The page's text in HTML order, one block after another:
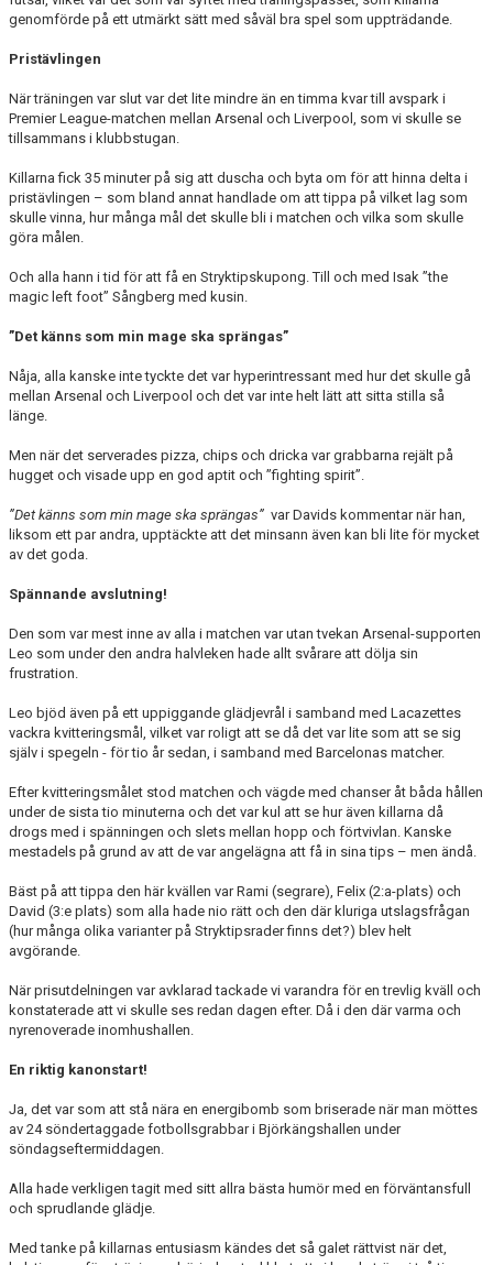
genomförde på ett utmärkt sätt med såväl bra spel som uppträdande.
Pristävlingen
När träningen var slut var det lite mindre än en timma kvar till avspark i
Premier League-matchen mellan Arsenal och Liverpool, som vi skulle se
tillsammans i klubbstugan.
Killarna fick 35 minuter på sig att duscha och byta om för att hinna delta i
pristävlingen – som bland annat handlade om att tippa på vilket lag som
skulle vinna, hur många mål det skulle bli i matchen och vilka som skulle
göra målen.
Och alla hann i tid för att få en Stryktipskupong. Till och med Isak ”the
magic left foot” Sångberg med kusin.
”Det känns som min mage ska sprängas”
Nåja, alla kanske inte tyckte det var hyperintressant med hur det skulle gå
mellan Arsenal och Liverpool och det var inte helt lätt att sitta stilla så
länge.
Men när det serverades pizza, chips och dricka var grabbarna rejält på
hugget och visade upp en god aptit och ”fighting spirit”.
”Det känns som min mage ska sprängas” var Davids kommentar när han,
liksom ett par andra, upptäckte att det minsann även kan bli lite för mycket
av det goda.
Spännande avslutning!
Den som var mest inne av alla i matchen var utan tvekan Arsenal-supporten
Leo som under den andra halvleken hade allt svårare att dölja sin
frustration.
Leo bjöd även på ett uppiggande glädjevrål i samband med Lacazettes
vackra kvitteringsmål, vilket var roligt att se då det var lite som att se sig
själv i spegeln - för tio år sedan, i samband med Barcelonas matcher.
Efter kvitteringsmålet stod matchen och vägde med chanser åt båda hållen
under de sista tio minuterna och det var kul att se hur även killarna då
drogs med i spänningen och slets mellan hopp och förtvivlan. Kanske
mestadels på grund av att de var angelägna att få in sina tips – men ändå.
Bäst på att tippa den här kvällen var Rami (segrare), Felix (2:a-plats) och
David (3:e plats) som alla hade nio rätt och den där kluriga utslagsfrågan
(hur många olika varianter på Stryktipsrader finns det?) blev helt
avgörande.
När prisutdelningen var avklarad tackade vi varandra för en trevlig kväll och
konstaterade att vi skulle ses redan dagen efter. Då i den där varma och
nyrenoverade inomhushallen.
En riktig kanonstart!
Ja, det var som att stå nära en energibomb som briserade när man möttes
av 24 söndertaggade fotbollsgrabbar i Björkängshallen under
söndagseftermiddagen.
Alla hade verkligen tagit med sitt allra bästa humör med en förväntansfull
och sprudlande glädje.
Med tanke på killarnas entusiasm kändes det så galet rättvist när det,